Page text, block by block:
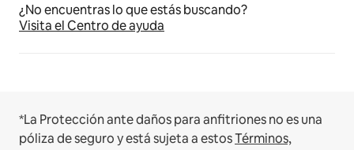
¿No encuentras lo que estás buscando?
Visita el Centro de ayuda
*La Protección ante daños para anfitriones no es una
póliza de seguro y está sujeta a estosTérminos,